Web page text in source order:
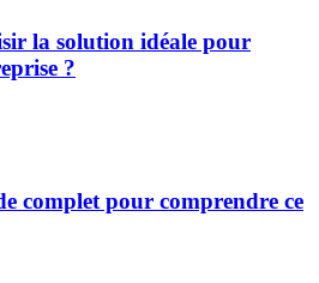
la solution idéale pour
?
complet pour comprendre ce